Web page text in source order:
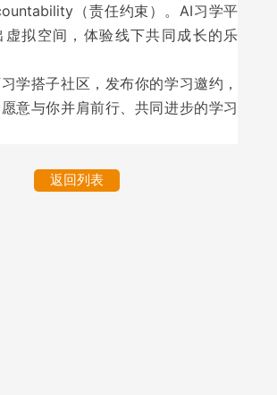
（责任约束）。AI习学平
虚拟空间，体验线下共同成长的乐
学搭子社区，发布你的学习邀约，
意与你并肩前行、共同进步的学习
返回列表